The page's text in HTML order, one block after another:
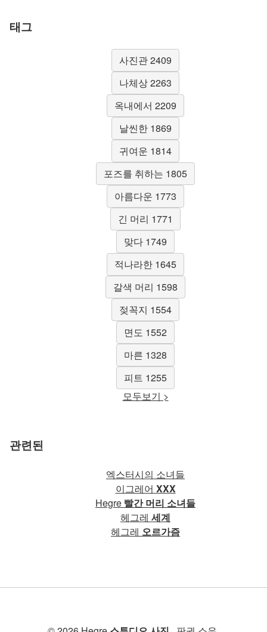
태그
사진관 2409
나체상 2263
옥내에서 2209
날씬한 1869
귀여운 1814
포즈를 취하는 1805
아름다운 1773
긴 머리 1771
맞다 1749
적나라한 1645
갈색 머리 1598
젖꼭지 1554
면도 1552
마른 1328
피트 1255
모두보기 >
관련된
엑스터시의 소녀들
이그레어 XXX
Hegre 빨간 머리 소녀들
헤그레 세계
헤그레 오르가즘